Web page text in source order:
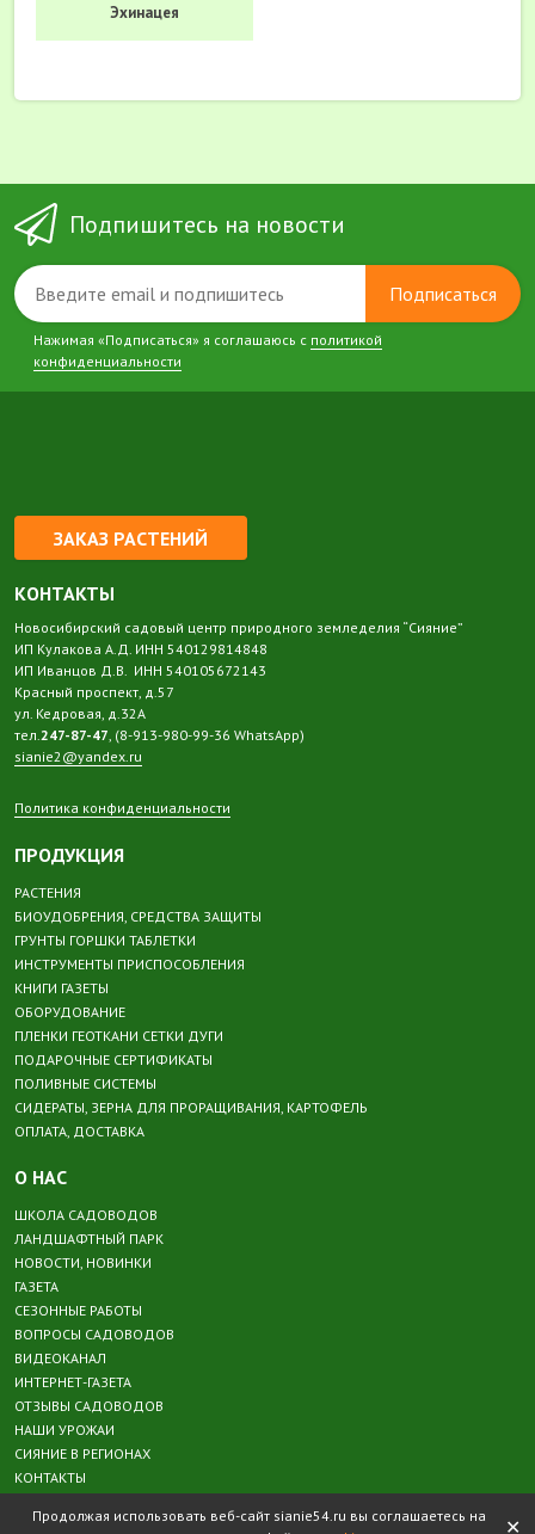
Эхинацея
Подпишитесь на новости
Подписаться
Нажимая «Подписаться» я соглашаюсь с политикой
конфиденциальности
ЗАКАЗ РАСТЕНИЙ
КОНТАКТЫ
Новосибирский садовый центр природного земледелия “Сияние”
ИП Кулакова А.Д. ИНН 540129814848
ИП Иванцов Д.В. ИНН 540105672143
Красный проспект, д.57
ул. Кедровая, д.32А
тел.247-87-47, (8-913-980-99-36 WhatsApp)
sianie2@yandex.ru
Политика конфиденциальности
ПРОДУКЦИЯ
РАСТЕНИЯ
БИОУДОБРЕНИЯ, СРЕДСТВА ЗАЩИТЫ
ГРУНТЫ ГОРШКИ ТАБЛЕТКИ
ИНСТРУМЕНТЫ ПРИСПОСОБЛЕНИЯ
КНИГИ ГАЗЕТЫ
ОБОРУДОВАНИЕ
ПЛЕНКИ ГЕОТКАНИ СЕТКИ ДУГИ
ПОДАРОЧНЫЕ СЕРТИФИКАТЫ
ПОЛИВНЫЕ СИСТЕМЫ
СИДЕРАТЫ, ЗЕРНА ДЛЯ ПРОРАЩИВАНИЯ, КАРТОФЕЛЬ
ОПЛАТА, ДОСТАВКА
О НАС
ШКОЛА САДОВОДОВ
ЛАНДШАФТНЫЙ ПАРК
НОВОСТИ, НОВИНКИ
ГАЗЕТА
СЕЗОННЫЕ РАБОТЫ
ВОПРОСЫ САДОВОДОВ
ВИДЕОКАНАЛ
ИНТЕРНЕТ-ГАЗЕТА
ОТЗЫВЫ САДОВОДОВ
НАШИ УРОЖАИ
СИЯНИЕ В РЕГИОНАХ
КОНТАКТЫ
✕
Продолжая использовать веб-сайт sianie54.ru вы соглашаетесь на